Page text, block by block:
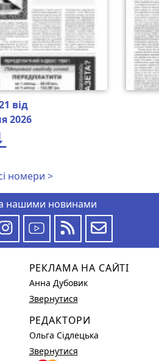
від
2026
номери >
нашими новинами
РЕКЛАМА НА САЙТІ
Анна Дубовик
Звернутися
РЕДАКТОРИ
Ольга Сідлецька
Звернутися